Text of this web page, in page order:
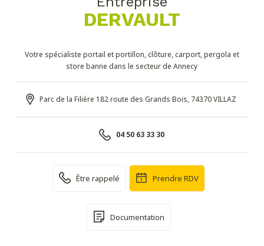
DERVAULT
Votre spécialiste portail et portillon, clôture, carport, pergola et
store banne dans le secteur de Annecy
Parc de la Filière 182 route des Grands Bois, 74370 VILLAZ
04 50 63 33 30
Être rappelé Prendre RDV
Documentation